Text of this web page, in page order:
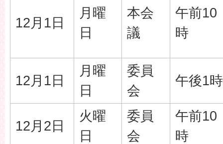
12月1日
月曜
日
本会
議
午前10
時
12月1日
月曜
日
委員
会
午後1時
12月2日
火曜
日
委員
会
午前10
時